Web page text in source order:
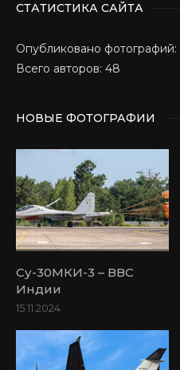
СТАТИСТИКА САЙТА
Опубликовано фотографий:
Всего авторов: 48
НОВЫЕ ФОТОГРАФИИ
Су-30МКИ-3 – ВВС
Индии
15.11.2024